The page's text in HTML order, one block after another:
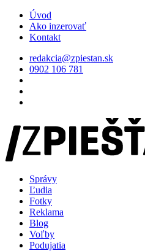
Úvod
Ako inzerovať
Kontakt
redakcia@zpiestan.sk
0902 106 781
Správy
Ľudia
Fotky
Reklama
Blog
Voľby
Podujatia